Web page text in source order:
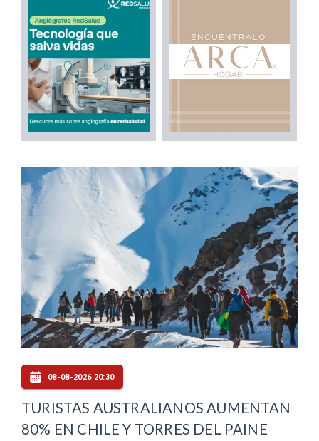
08-08-2026 20:30
TURISTAS AUSTRALIANOS AUMENTAN
80% EN CHILE Y TORRES DEL PAINE